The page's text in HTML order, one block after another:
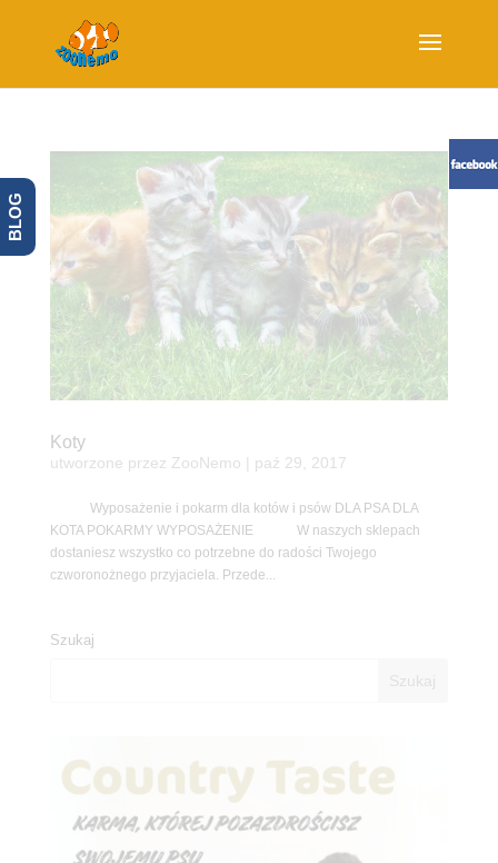
Koty
utworzone przez ZooNemo paź 29, 2017
Wyposażenie i pokarm dla kotów i psów DLA PSA DLA
KOTA POKARMY WYPOSAŻENIE W naszych sklepach
dostaniesz wszystko co potrzebne do radości Twojego
czworonożnego przyjaciela. Przede...
Szukaj
BLOG